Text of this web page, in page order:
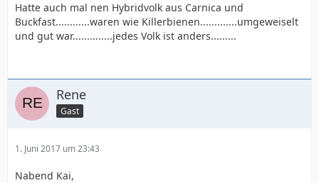
Hatte auch mal nen Hybridvolk aus Carnica und
Buckfast............waren wie Killerbienen.............umgeweiselt
und gut war..............jedes Volk ist anders.........
Rene
Gast
1. Juni 2017 um 23:43
Nabend Kai,